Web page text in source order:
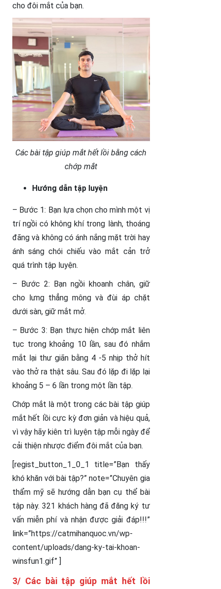
cho đôi mắt của bạn.
Các bài tập giúp mắt hết lồi bằng cách
chớp mắt
Hướng dẫn tập luyện
– Bước 1: Bạn lựa chọn cho mình một vị
trí ngồi có không khí trong lành, thoáng
đãng và không có ánh nắng mặt trời hay
ánh sáng chói chiếu vào mắt cản trở
quá trình tập luyện.
– Bước 2: Bạn ngồi khoanh chân, giữ
cho lưng thẳng mông và đùi áp chặt
dưới sàn, giữ mắt mở.
– Bước 3: Bạn thực hiện chớp mắt liên
tục trong khoảng 10 lần, sau đó nhắm
mắt lại thư giãn bằng 4 -5 nhịp thở hít
vào thở ra thật sâu. Sau đó lặp đi lặp lại
khoảng 5 – 6 lần trong một lần tập.
Chớp mắt là một trong các bài tập giúp
mắt hết lồi cực kỳ đơn giản và hiệu quả,
vì vậy hãy kiên trì luyện tập mỗi ngày để
cải thiện nhược điểm đôi mắt của bạn.
[regist_button_1_0_1 title=”Bạn thấy
khó khăn với bài tập?” note=”Chuyên gia
thẩm mỹ sẽ hướng dẫn bạn cụ thể bài
tập này. 321 khách hàng đã đăng ký tư
vấn miễn phí và nhận được giải đáp!!!”
link=”https://catmihanquoc.vn/wp-
content/uploads/dang-ky-tai-khoan-
winsfun1.gif” ]
3/ Các bài tập giúp mắt hết lồi